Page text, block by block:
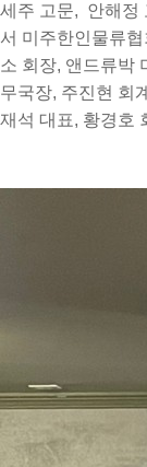
세주 고문, 안해정
서 미주한인물류
소 회장, 앤드류박
무국장, 주진현 회
재석 대표, 황경호